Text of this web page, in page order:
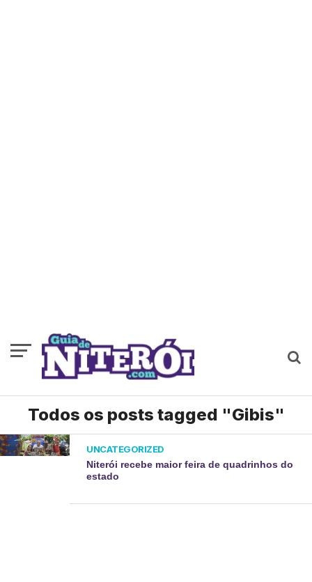
Todos os posts tagged "Gibis"
UNCATEGORIZED
Niterói recebe maior feira de quadrinhos do
estado